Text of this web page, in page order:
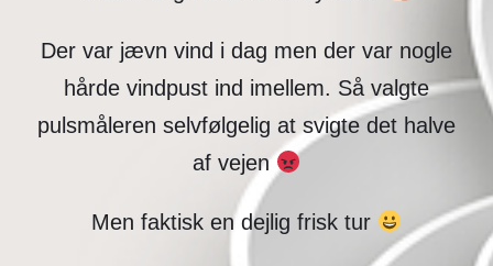
Der var jævn vind i dag men der var nogle
hårde vindpust ind imellem. Så valgte
pulsmåleren selvfølgelig at svigte det halve
af vejen
Men faktisk en dejlig frisk tur